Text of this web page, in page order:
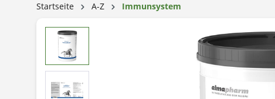
Startseite A-Z Immunsystem